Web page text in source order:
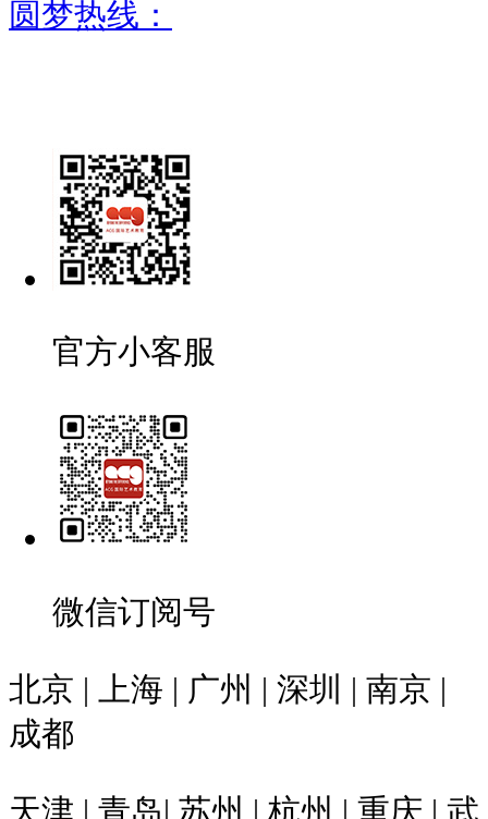
圆梦热线：
官方小客服
微信订阅号
北京 | 上海 | 广州 | 深圳 | 南京 |
成都
天津 | 青岛| 苏州 | 杭州 | 重庆 | 武